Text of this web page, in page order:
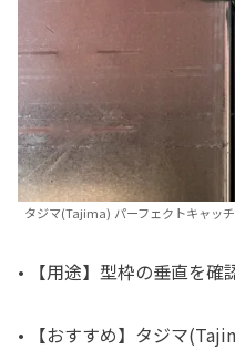
タジマ(Tajima) パーフェクトキャッ
• 【用途】型枠の垂直を確
• 【おすすめ】タジマ